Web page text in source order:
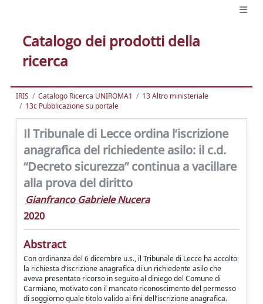
Catalogo dei prodotti della
ricerca
IRIS Catalogo Ricerca UNIROMA1
13 Altro ministeriale
13c Pubblicazione su portale
Il Tribunale di Lecce ordina l’iscrizione
anagrafica del richiedente asilo: il c.d.
“Decreto sicurezza” continua a vacillare
alla prova del diritto
Gianfranco Gabriele Nucera
2020
Abstract
Con ordinanza del 6 dicembre u.s., il Tribunale di Lecce ha accolto
la richiesta d’iscrizione anagrafica di un richiedente asilo che
aveva presentato ricorso in seguito al diniego del Comune di
Carmiano, motivato con il mancato riconoscimento del permesso
di soggiorno quale titolo valido ai fini dell’iscrizione anagrafica.